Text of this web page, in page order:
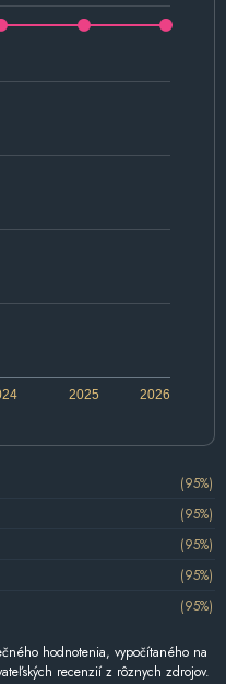
2026
2025
(95%)
(95%)
(95%)
(95%)
(95%)
hodnotenia, vypočítaného na
recenzií z rôznych zdrojov.